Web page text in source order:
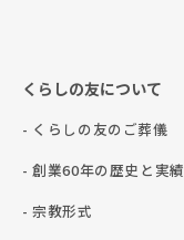
くらしの友について
- くらしの友のご葬儀
- 創業60年の歴史と実績
- 宗教形式